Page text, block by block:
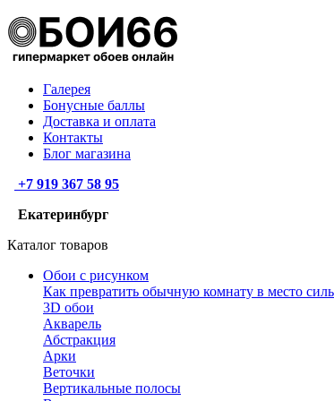
Галерея
Бонусные баллы
Доставка и оплата
Контакты
Блог магазина
+7 919 367 58 95
Екатеринбург
Каталог товаров
Обои с рисунком
Как превратить обычную комнату в место
3D обои
Акварель
Абстракция
Арки
Веточки
Вертикальные полосы